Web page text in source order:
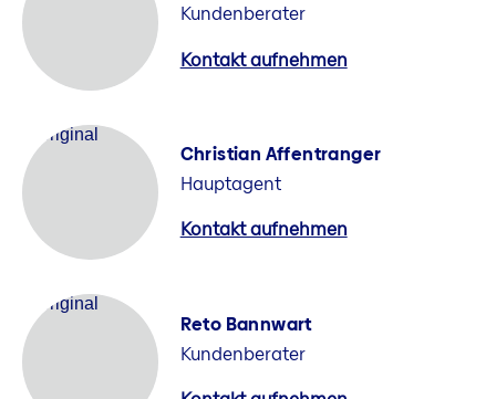
Kundenberater
Kontakt aufnehmen
Christian Affentranger
Hauptagent
Kontakt aufnehmen
Reto Bannwart
Kundenberater